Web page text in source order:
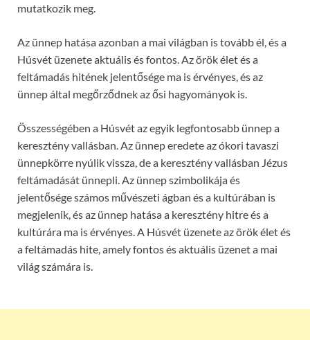
mutatkozik meg.
Az ünnep hatása azonban a mai világban is tovább él, és a
Húsvét üzenete aktuális és fontos. Az örök élet és a
feltámadás hitének jelentősége ma is érvényes, és az
ünnep által megőrződnek az ősi hagyományok is.
Összességében a Húsvét az egyik legfontosabb ünnep a
keresztény vallásban. Az ünnep eredete az ókori tavaszi
ünnepkörre nyúlik vissza, de a keresztény vallásban Jézus
feltámadását ünnepli. Az ünnep szimbolikája és
jelentősége számos művészeti ágban és a kultúrában is
megjelenik, és az ünnep hatása a keresztény hitre és a
kultúrára ma is érvényes. A Húsvét üzenete az örök élet és
a feltámadás hite, amely fontos és aktuális üzenet a mai
világ számára is.